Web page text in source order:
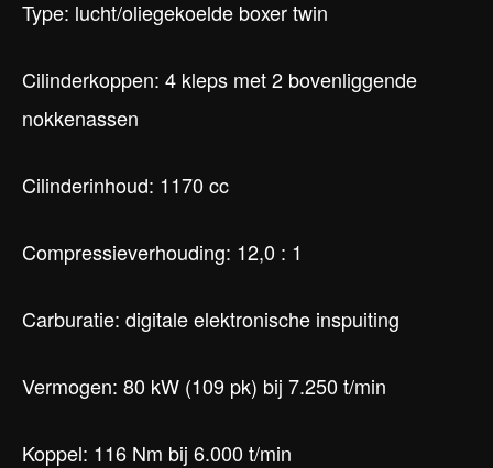
Type: lucht/oliegekoelde boxer twin
Cilinderkoppen: 4 kleps met 2 bovenliggende
nokkenassen
Cilinderinhoud: 1170 cc
Compressieverhouding: 12,0 : 1
Carburatie: digitale elektronische inspuiting
Vermogen: 80 kW (109 pk) bij 7.250 t/min
Koppel: 116 Nm bij 6.000 t/min